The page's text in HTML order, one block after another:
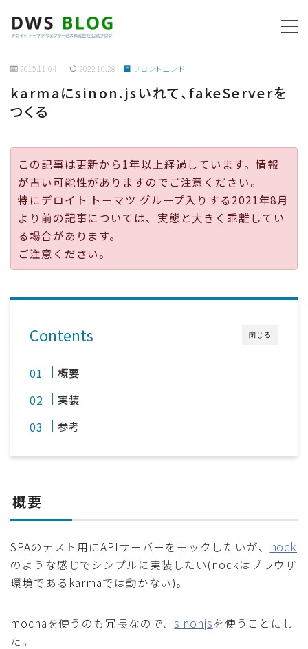
ホーム
プログラミング
ビジネス
リモートワーク
2015.11.04 2022.10.28 フロントエンド
karmaにsinon.jsいれて、fakeServerを
つくる
この記事は更新から1年以上経過しています。情報
が古い可能性がありますのでご注意ください。
特にデロイト トーマツ グループ入りする2021年8月
より前の記事については、実態と大きく乖離してい
る場合があります。
ご注意ください。
閉じる
Contents
概要
実装
参考
概要
SPAのテスト用にAPIサーバーをモックしたいが、
nock
のような感じでシンプルに実装したい(nockはブラウザ
環境であるkarmaでは動かない)。
mochaを使うのも冗長なので、sinonjsを使うことにし
た。